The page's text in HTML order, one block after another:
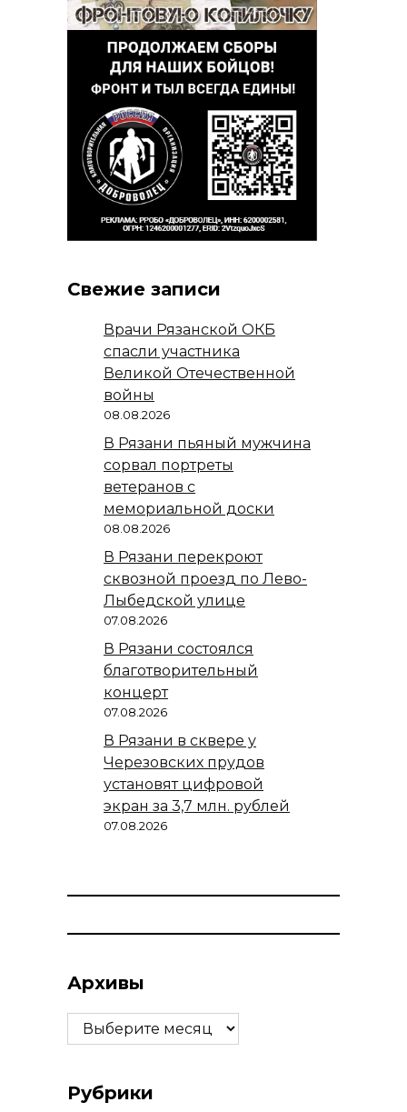
Свежие записи
Врачи Рязанской ОКБ
спасли участника
Великой Отечественной
войны
08.08.2026
В Рязани пьяный мужчина
сорвал портреты
ветеранов с
мемориальной доски
08.08.2026
В Рязани перекроют
сквозной проезд по Лево-
Лыбедской улице
07.08.2026
В Рязани состоялся
благотворительный
концерт
07.08.2026
В Рязани в сквере у
Черезовских прудов
установят цифровой
экран за 3,7 млн. рублей
07.08.2026
Архивы
Архивы
Рубрики